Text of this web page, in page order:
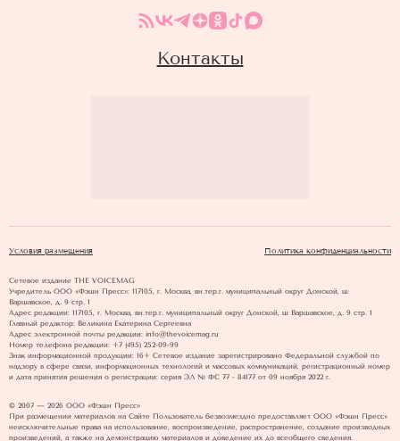
Контакты
Условия размещения Политика конфиденциальности
Сетевое издание THE VOICEMAG
Учредитель ООО «Фэшн Пресс»: 117105, г. Москва, вн.тер.г. муниципальный округ Донской, ш
Варшавское, д. 9 стр. 1
Адрес редакции: 117105, г. Москва, вн.тер.г. муниципальный округ Донской, ш Варшавское, д. 9 стр. 1
Главный редактор: Великина Екатерина Сергеевна
Адрес электронной почты редакции: info@thevoicemag.ru
Номер телефона редакции: +7 (495) 252-09-99
Знак информационной продукции: 16+ Cетевое издание зарегистрировано Федеральной службой по
надзору в сфере связи, информационных технологий и массовых коммуникаций, регистрационный номер
и дата принятия решения о регистрации: серия ЭЛ № ФС 77 - 84177 от 09 ноября 2022 г.
© 2007 — 2026 ООО «Фэшн Пресс»
При размещении материалов на Сайте Пользователь безвозмездно предоставляет ООО «Фэшн Пресс»
неисключительные права на использование, воспроизведение, распространение, создание производных
произведений, а также на демонстрацию материалов и доведение их до всеобщего сведения.